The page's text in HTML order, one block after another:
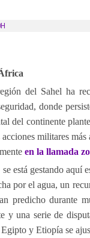
del Sahel ha
donde
del continente
militares
en la llamada
está gestando aquí
por el agua, un
predicho durante
y una serie de
y Etiopía se